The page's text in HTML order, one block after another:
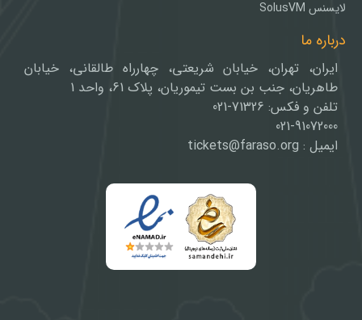
لایسنس SolusVM
درباره ما
ایران، تهران، خیابان شریعتی، چهارراه طالقانی، خیابان
طاهریان، جنب بن بست تیموریان، پلاک 61، واحد 1
تلفن و فکس: 71326-021
021-91072000
ایمیل : tickets@faraso.org